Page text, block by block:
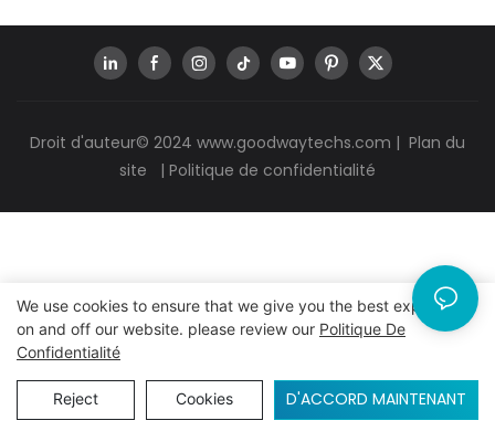
Droit d'auteur© 2024 www.goodwaytechs.com | Plan du
site
| Politique de confidentialité
We use cookies to ensure that we give you the best experience
on and off our website. please review our Politique De
Confidentialité
Reject Cookies D'ACCORD MAINTENANT